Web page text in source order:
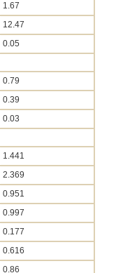
1.67
12.47
0.05
0.79
0.39
0.03
1.441
2.369
0.951
0.997
0.177
0.616
0.86